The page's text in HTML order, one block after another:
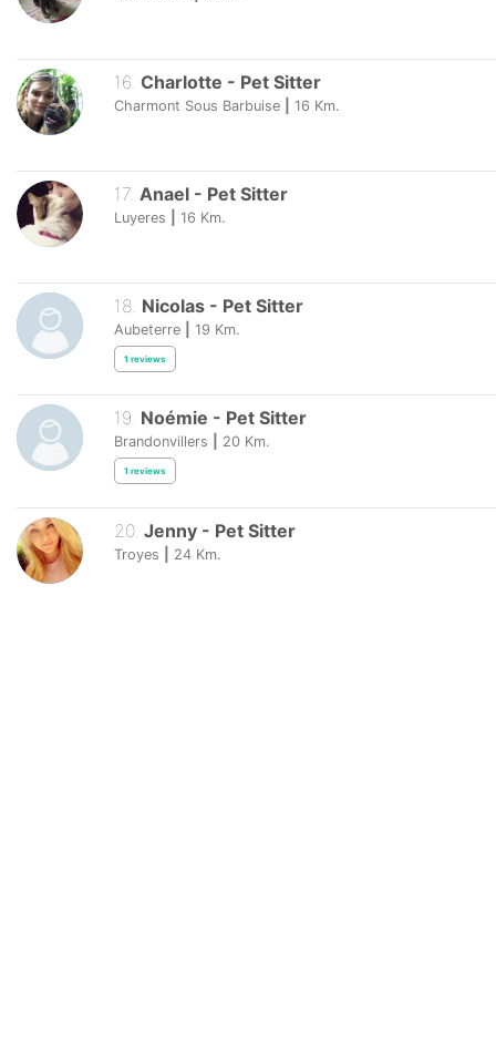
16 Charlotte - Pet Sitter
Charmont Sous Barbuise 16 Km.
17. Anael - Pet Sitter
Luyeres 16 Km.
18. Nicolas - Pet Sitter
Aubeterre 19 Km.
1 reviews
19. Noémie - Pet Sitter
Brandonvillers 20 Km.
1 reviews
20. Jenny - Pet Sitter
Troyes 24 Km.